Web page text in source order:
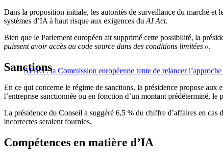
Dans la proposition initiale, les autorités de surveillance du marché et
systèmes d’IA à haut risque aux exigences du AI Act.
Bien que le Parlement européen ait supprimé cette possibilité, la
puissent avoir accès au code source dans des conditions limitées ».
AI Act : la Commission européenne tente de relancer
Sanctions
En ce qui concerne le régime de sanctions, la présidence propose
l’entreprise sanctionnée ou en fonction d’un montant prédéterminé, le
La présidence du Conseil a suggéré 6,5 % du chiffre d’affaires en
incorrectes seraient fournies.
Compétences en matière d’IA